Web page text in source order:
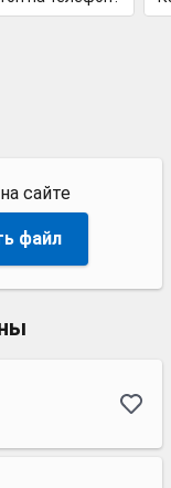
сайте
файл